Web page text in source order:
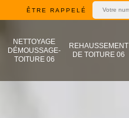
ÊTRE RAPPELÉ
NETTOYAGE
DÉMOUSSAGE-
TOITURE 06
REHAUSSEMENT
DE TOITURE 06